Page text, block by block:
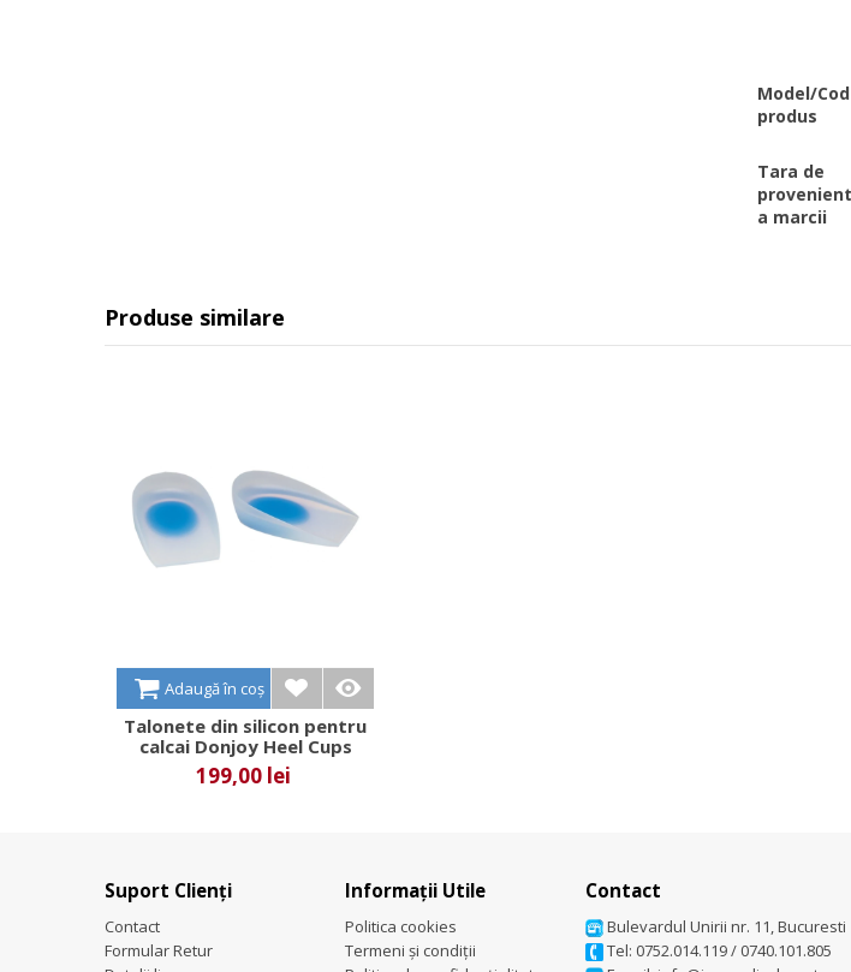
Model/Cod
produs
Tara de
a marcii
Produse similare
Adaugă în coș
Talonete din silicon pentru
calcai Donjoy Heel Cups
199,00 lei
Suport Clienți
Contact
Formular Retur
Informații Utile
Politica cookies
Termeni și condiții
Contact
Bulevardul Unirii nr. 11, Bucuresti
Tel: 0752.014.119/ 0740.101.805